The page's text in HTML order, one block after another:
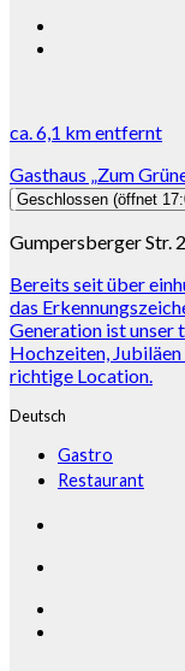
ca. 6,1 kmentfernt
Gasthaus „Zum
Geschlossen (öffnet
Gumpersberger Str.
Bereits seit über
das
Generation ist unser
Hochzeiten, Jubiläen
richtige Location.
Deutsch
Gastro
Restaurant